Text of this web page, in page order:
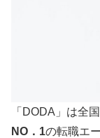
「DODA」は全
NO．1の転職エ